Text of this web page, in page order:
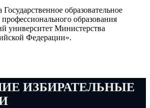
Государственное образовательное
образования
университет Министерства
Федерации».
ИЗБИРАТЕЛЬНЫЕ